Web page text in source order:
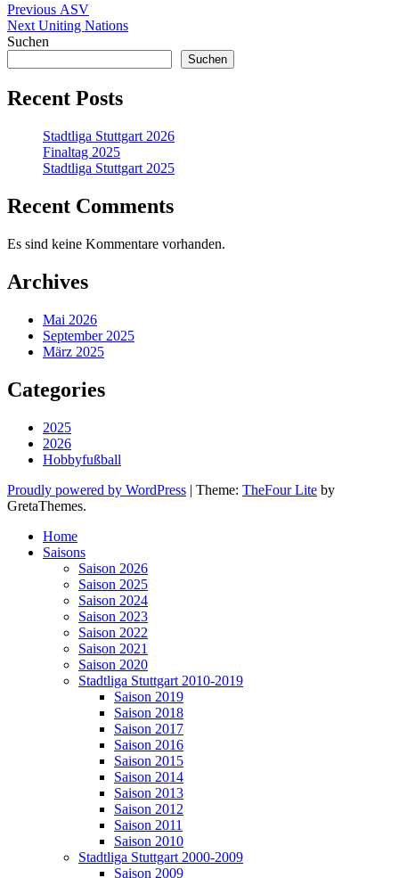
Beitragsnavigation
Previous Previous
post:
ASV
Next Next
post:
Uniting Nations
Suchen
Suchen
Recent Posts
Stadtliga Stuttgart 2026
Finaltag 2025
Stadtliga Stuttgart 2025
Recent Comments
Es sind keine Kommentare vorhanden.
Archives
Mai 2026
September 2025
März 2025
Categories
2025
2026
Hobbyfußball
Proudly powered by WordPress | Theme: TheFour Lite by
GretaThemes.
Home
Saisons
Saison 2026
Saison 2025
Saison 2024
Saison 2023
Saison 2022
Saison 2021
Saison 2020
Stadtliga Stuttgart 2010-2019
Saison 2019
Saison 2018
Saison 2017
Saison 2016
Saison 2015
Saison 2014
Saison 2013
Saison 2012
Saison 2011
Saison 2010
Stadtliga Stuttgart 2000-2009
Saison 2009